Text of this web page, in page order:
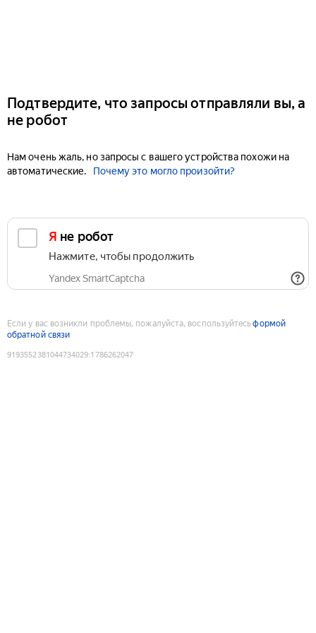
Подтвердите, что запросы отправляли вы, а
не робот
Нам очень жаль, но запросы с вашего устройства похожи на
автоматические.
Почему это могло произойти?
Я не робот
Нажмите, чтобы продолжить
Yandex SmartCaptcha
Если у вас возникли проблемы, пожалуйста, воспользуйтесьформой
обратной связи
9193552381044734029:1786262047